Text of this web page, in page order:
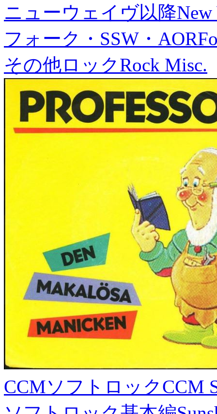
ニューウェイヴ以降New
フォーク・SSW・AOR
その他ロックRock Misc.
CCMソフトロックCCM